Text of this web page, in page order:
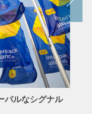
バルなシグナル